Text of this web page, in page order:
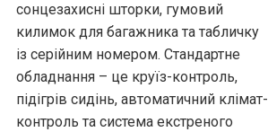
сонцезахисні шторки, гумовий
килимок для багажника та табличку
із серійним номером. Стандартне
обладнання – це круїз-контроль,
підігрів сидінь, автоматичний клімат-
контроль та система екстреного